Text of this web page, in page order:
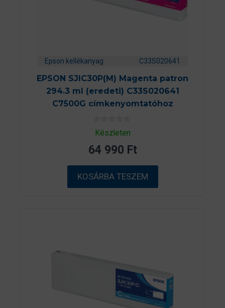
Epson kellékanyag C33S020641
EPSON SJIC30P(M) Magenta patron
294.3 ml (eredeti) C33S020641
C7500G címkenyomtatóhoz
0
a
5
b
ő
l
Készleten
64 990 Ft
KOSÁRBA TESZEM